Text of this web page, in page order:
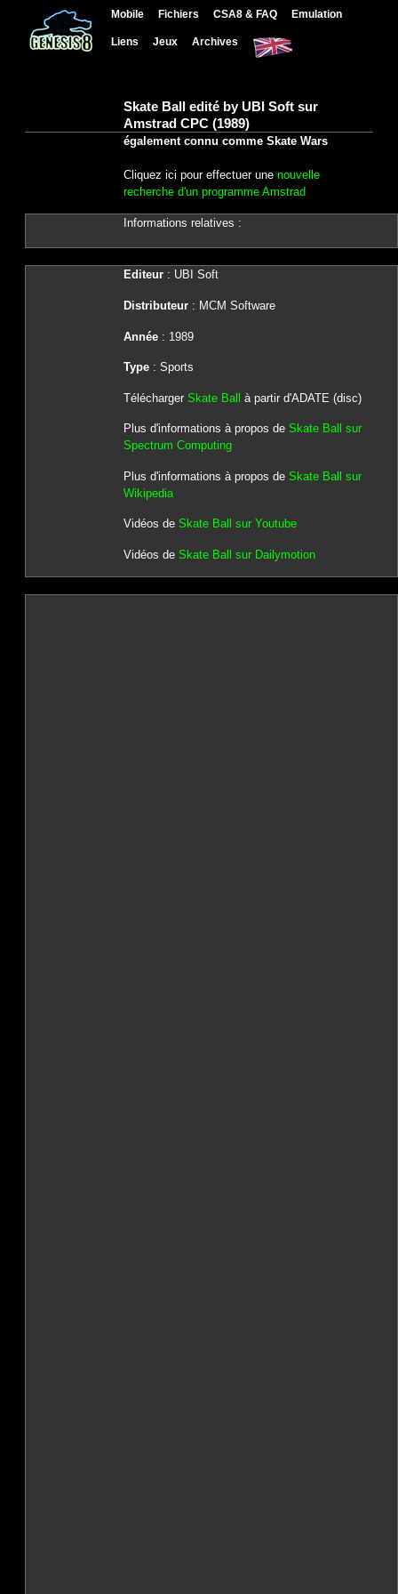
Mobile Fichiers CSA8 & FAQ Emulation
Liens Jeux Archives
Skate Ball edité by UBI Soft sur
Amstrad CPC (1989)
également connu comme Skate Wars
Cliquez ici pour effectuer une nouvelle
recherche d'un programme Amstrad
Informations relatives :
Editeur: UBI Soft
Distributeur : MCM Software
Année: 1989
Type: Sports
Télécharger Skate Ball à partir d'ADATE (disc)
Plus d'informations à propos de Skate Ball sur
Spectrum Computing
Plus d'informations à propos de Skate Ball sur
Wikipedia
Vidéos de Skate Ball sur Youtube
Vidéos de Skate Ball sur Dailymotion